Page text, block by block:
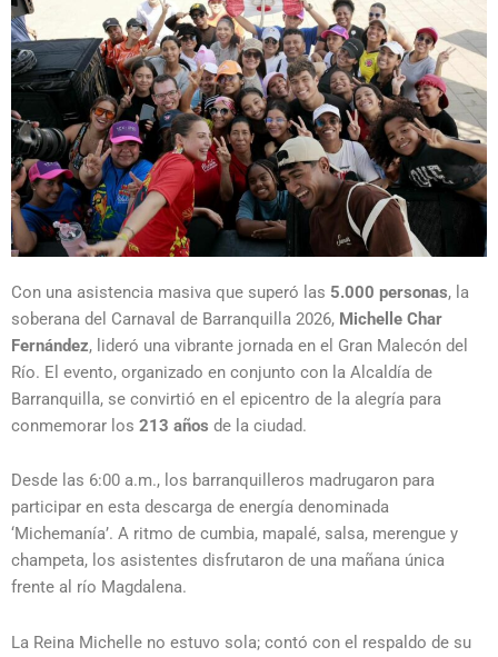
Con una asistencia masiva que superó las 5.000 personas, la
soberana del Carnaval de Barranquilla 2026, Michelle Char
Fernández, lideró una vibrante jornada en el Gran Malecón del
Río. El evento, organizado en conjunto con la Alcaldía de
Barranquilla, se convirtió en el epicentro de la alegría para
conmemorar los 213 años de la ciudad.
Desde las 6:00 a.m., los barranquilleros madrugaron para
participar en esta descarga de energía denominada
‘Michemanía’. A ritmo de cumbia, mapalé, salsa, merengue y
champeta, los asistentes disfrutaron de una mañana única
frente al río Magdalena.
La Reina Michelle no estuvo sola; contó con el respaldo de su